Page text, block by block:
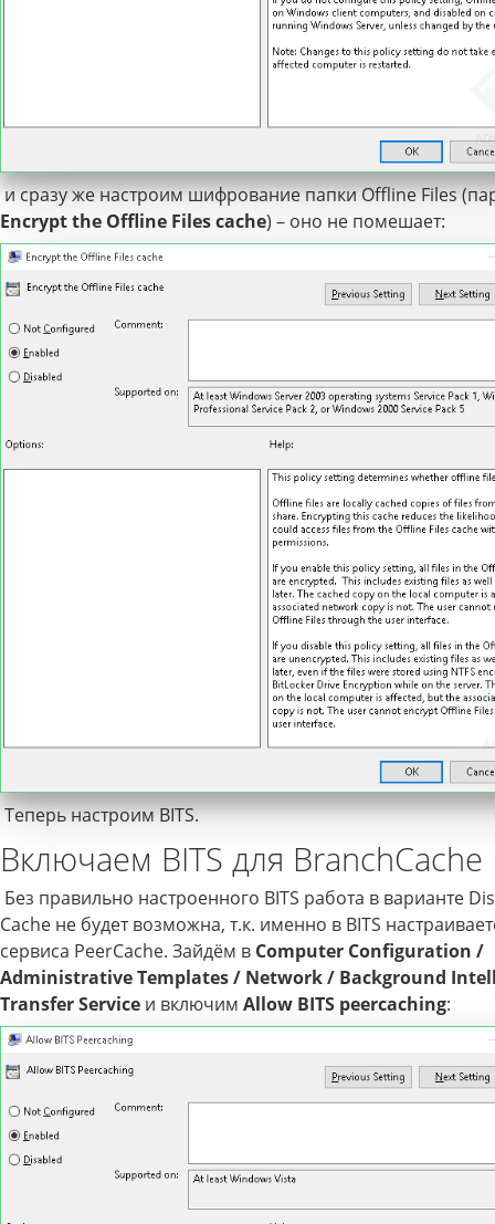
и сразу же настроим шифрование папки Offline Files
Encrypt the Offline Files cache) – оно не помешает:
Теперь настроим BITS.
Включаем BITS для BranchCache
Без правильно настроенного BITS работа в варианте
Cache не будет возможна, т.к. именно в BITS
сервиса PeerCache. Зайдём в Computer Configuration /
Administrative Templates / Network / Background
Transfer Service и включим Allow BITS peercaching: